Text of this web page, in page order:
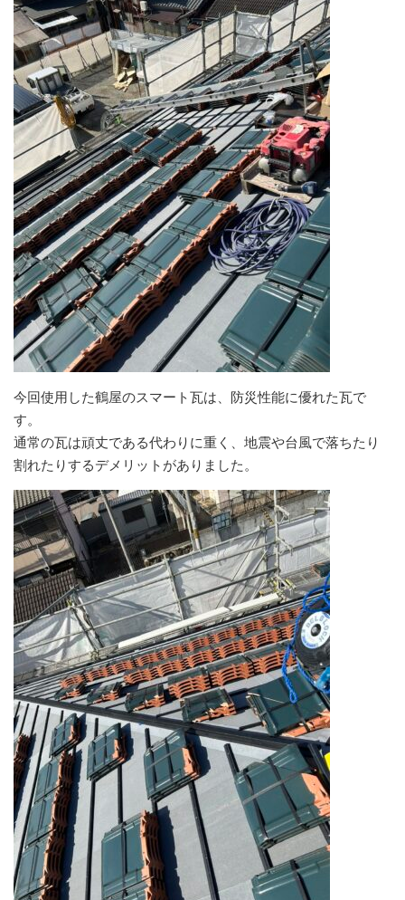
今回使用した鶴屋のスマート瓦は、防災性能に優れた瓦で
す。
通常の瓦は頑丈である代わりに重く、地震や台風で落ちたり
割れたりするデメリットがありました。